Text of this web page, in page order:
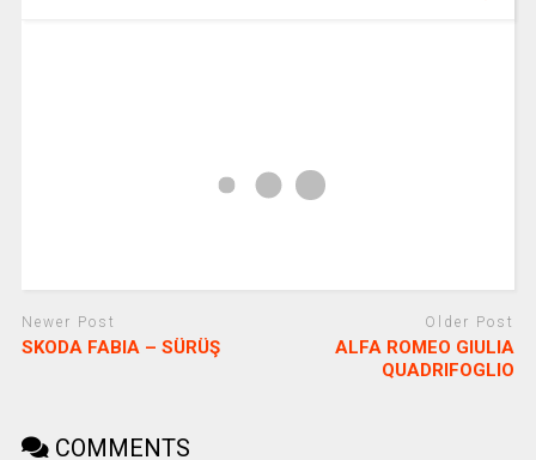
Newer Post
SKODA FABIA – SÜRÜŞ
Older Post
ALFA ROMEO GIULIA
QUADRIFOGLIO
COMMENTS